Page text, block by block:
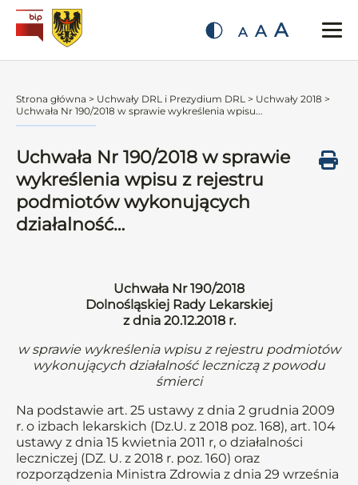
A A A
Strona główna > Uchwały DRL i Prezydium DRL > Uchwały 2018 >
Uchwała Nr 190/2018 w sprawie wykreślenia wpisu...
Uchwała Nr 190/2018 w sprawie
wykreślenia wpisu z rejestru
podmiotów wykonujących
działalność…
Uchwała Nr 190/2018
Dolnośląskiej Rady Lekarskiej
z dnia 20.12.2018 r.
w sprawie wykreślenia wpisu z rejestru podmiotów
wykonujących działalność leczniczą z powodu
śmierci
Na podstawie art. 25 ustawy z dnia 2 grudnia 2009
r. o izbach lekarskich (Dz.U. z 2018 poz. 168), art. 104
ustawy z dnia 15 kwietnia 2011 r, o działalności
leczniczej (DZ. U. z 2018 r. poz. 160) oraz
rozporządzenia Ministra Zdrowia z dnia 29 września